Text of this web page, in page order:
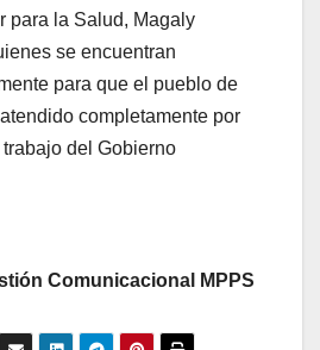
para la Salud, Magaly
se encuentran
para que el pueblo de
completamente por
del Gobierno
Comunicacional MPPS